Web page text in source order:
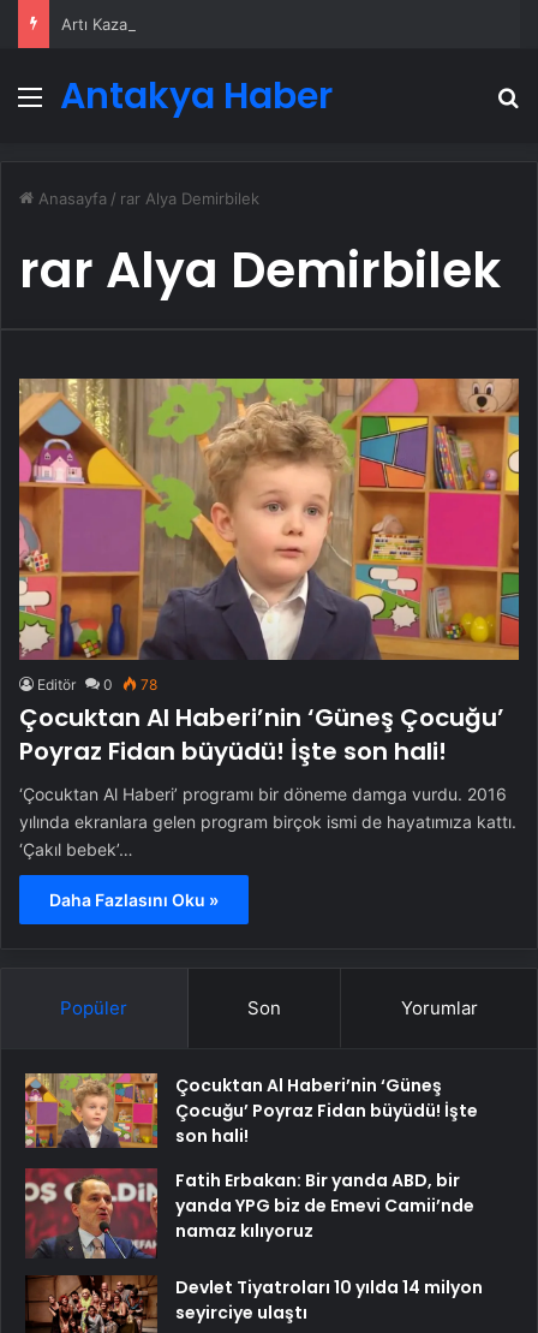
Menü
Antakya Haber
Anasayfa / rar Alya Demirbilek
rar Alya Demirbilek
Editör 0 78
Çocuktan Al Haberi’nin ‘Güneş Çocuğu’
Poyraz Fidan büyüdü! İşte son hali!
‘Çocuktan Al Haberi’ programı bir döneme damga vurdu. 2016
yılında ekranlara gelen program birçok ismi de hayatımıza kattı.
‘Çakıl bebek’…
Daha Fazlasını Oku »
Popüler Son Yorumlar
Çocuktan Al Haberi’nin ‘Güneş
Çocuğu’ Poyraz Fidan büyüdü! İşte
son hali!
Fatih Erbakan: Bir yanda ABD, bir
yanda YPG biz de Emevi Camii’nde
namaz kılıyoruz
Devlet Tiyatroları 10 yılda 14 milyon
seyirciye ulaştı